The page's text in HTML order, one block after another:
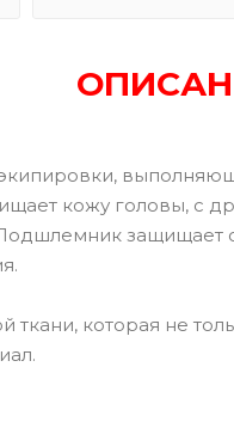
кожу головы, с
Подшлемник
ткани, которая не